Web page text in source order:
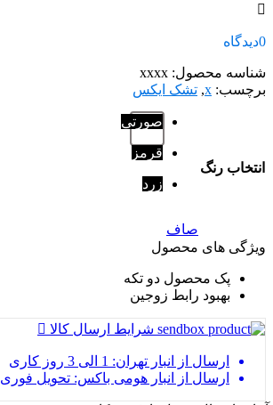
0دیدگاه
شناسه محصول: xxxx
برچسب: x
, تشک ایکس
انتخاب رنگ
صورتی
قرمز
زرد
صاف
ویژگی های محصول
پک محصول دو تکه
بهبود رابط زوجین
شرایط ارسال کالا
ارسال از انبار تهران: 1 الی 3 روز کاری
ارسال از انبار هومی باکس: تحویل فوری